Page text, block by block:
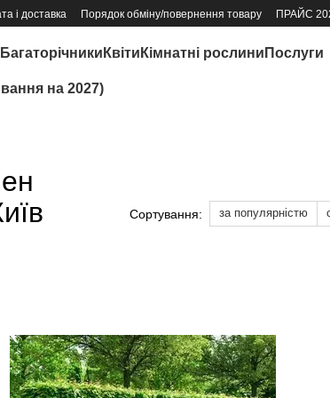
і доставка Порядок обміну/повернення товару ПРАЙС
Багаторічники Квіти Кімнатні рослини Послуги
на 2027)
Сортування: за популярністю